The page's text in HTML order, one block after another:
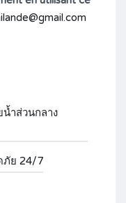
น้ำส่วนกลาง
ภัย 24/7